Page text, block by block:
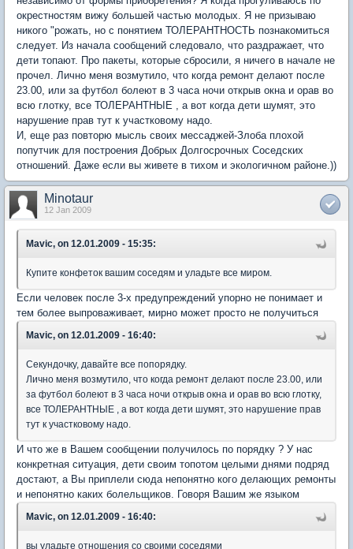
окрестностям вижу большей частью молодых. Я не призываю
никого "рожать, но с понятием ТОЛЕРАНТНОСТЬ познакомиться
следует. Из начала сообщений следовало, что раздражает, что
дети топают. Про пакеты, которые сбросили, я ничего в начале не
прочел. Лично меня возмутило, что когда ремонт делают после
23.00, или за футбол болеют в 3 часа ночи открыв окна и орав во
всю глотку, все ТОЛЕРАНТНЫЕ , а вот когда дети шумят, это
нарушение прав тут к участковому надо.
И, еще раз повторю мысль своих мессаджей-Злоба плохой
попутчик для построения Добрых Долгосрочных Соседских
отношений. Даже если вы живете в тихом и экологичном районе.))
Minotaur
12 Jan 2009
Mavic, on 12.01.2009 - 15:35:
Купите конфеток вашим соседям и уладьте все миром.
Если человек после 3-х предупреждений упорно не понимает и
тем более выпроваживает, мирно может просто не получиться
Mavic, on 12.01.2009 - 16:40:
Секундочку, давайте все попорядку.
Лично меня возмутило, что когда ремонт делают после 23.00, или
за футбол болеют в 3 часа ночи открыв окна и орав во всю глотку,
все ТОЛЕРАНТНЫЕ , а вот когда дети шумят, это нарушение прав
тут к участковому надо.
И что же в Вашем сообщении получилось по порядку ? У нас
конкретная ситуация, дети своим топотом целыми днями подряд
достают, а Вы приплели сюда непонятно кого делающих ремонты
и непонятно каких болельщиков. Говоря Вашим же языком
Mavic, on 12.01.2009 - 16:40:
вы уладьте отношения со своими соседями